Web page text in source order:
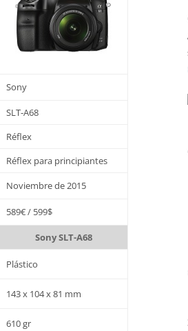
Sony
SLT-A68
Réflex
Réflex para principiantes
Noviembre de 2015
589€ / 599$
Sony SLT-A68
Plástico
143 x 104 x 81 mm
610 gr